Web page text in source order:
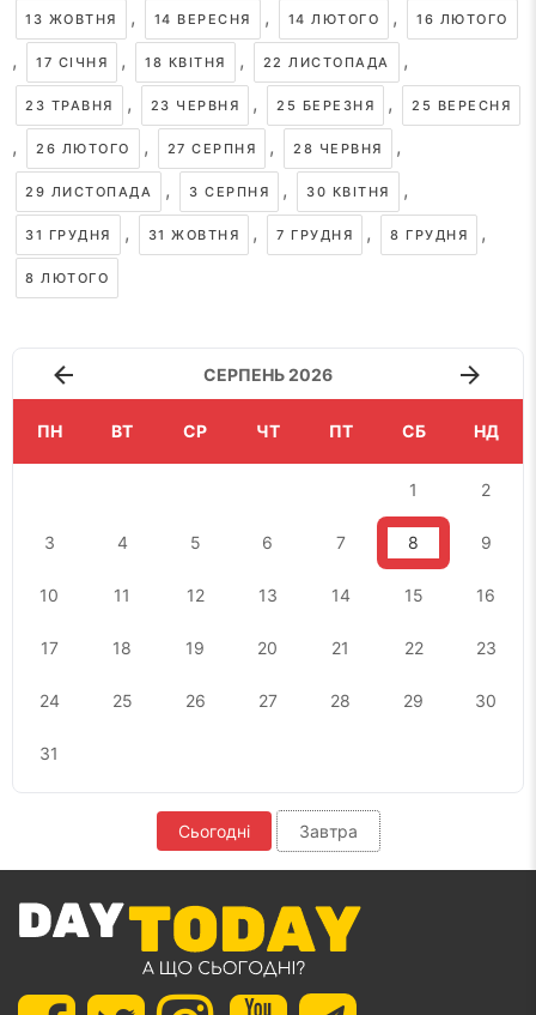
13 ЖОВТНЯ , 14 ВЕРЕСНЯ , 14 ЛЮТОГО , 16 ЛЮТОГО
, 17 СІЧНЯ , 18 КВІТНЯ , 22 ЛИСТОПАДА ,
23 ТРАВНЯ , 23 ЧЕРВНЯ , 25 БЕРЕЗНЯ , 25 ВЕРЕСНЯ
, 26 ЛЮТОГО , 27 СЕРПНЯ , 28 ЧЕРВНЯ ,
29 ЛИСТОПАДА , 3 СЕРПНЯ , 30 КВІТНЯ ,
31 ГРУДНЯ , 31 ЖОВТНЯ , 7 ГРУДНЯ , 8 ГРУДНЯ ,
8 ЛЮТОГО
СЕРПЕНЬ 2026
ПН ВТ СР ЧТ ПТ СБ НД
1 2
3 4 5 6 7 8 9
10 11 12 13 14 15 16
17 18 19 20 21 22 23
24 25 26 27 28 29 30
31
Сьогодні Завтра